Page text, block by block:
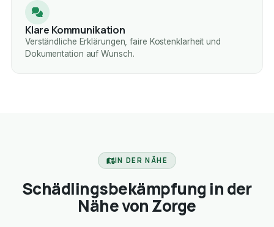
Klare Kommunikation
Verständliche Erklärungen, faire Kostenklarheit und
Dokumentation auf Wunsch.
IN DER NÄHE
Schädlingsbekämpfung in der
Nähe von Zorge